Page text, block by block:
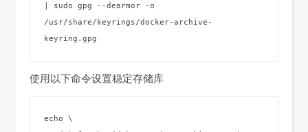
| sudo gpg --dearmor -o
/usr/share/keyrings/docker-archive-
keyring.gpg
使用以下命令设置稳定存储库
echo \